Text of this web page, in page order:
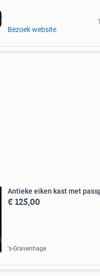
Bezoek website
Antieke eiken kast met
€ 125,00
's-Gravenhage